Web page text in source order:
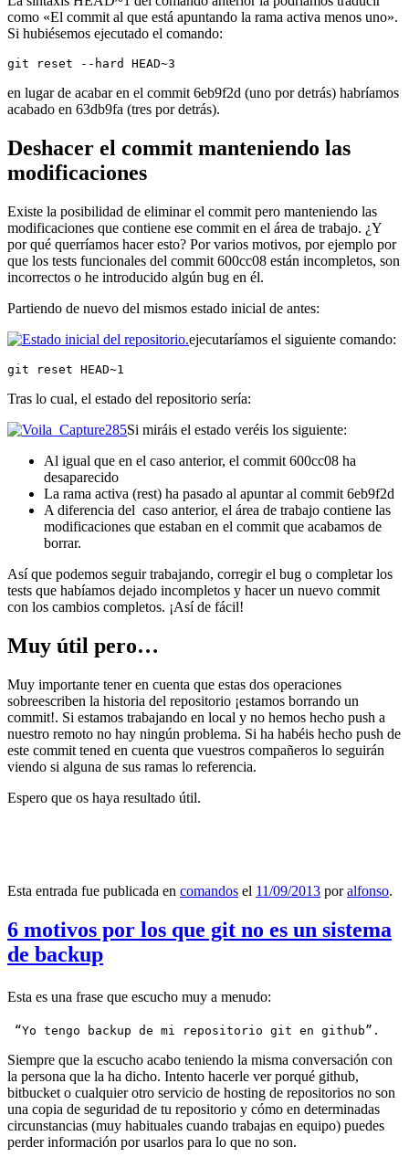
como «El commit al que está apuntando la rama activa menos uno».
Si hubiésemos ejecutado el comando:
git reset --hard HEAD~3
en lugar de acabar en el commit 6eb9f2d (uno por detrás) habríamos
acabado en 63db9fa (tres por detrás).
Deshacer el commit manteniendo las
modificaciones
Existe la posibilidad de eliminar el commit pero manteniendo las
modificaciones que contiene ese commit en el área de trabajo. ¿Y
por qué querríamos hacer esto? Por varios motivos, por ejemplo por
que los tests funcionales del commit 600cc08 están incompletos, son
incorrectos o he introducido algún bug en él.
Partiendo de nuevo del mismos estado inicial de antes:
ejecutaríamos el siguiente comando:
git reset HEAD~1
Tras lo cual, el estado del repositorio sería:
Si miráis el estado veréis los siguiente:
Al igual que en el caso anterior, el commit 600cc08 ha
desaparecido
La rama activa (rest) ha pasado al apuntar al commit 6eb9f2d
A diferencia del caso anterior, el área de trabajo contiene las
modificaciones que estaban en el commit que acabamos de
borrar.
Así que podemos seguir trabajando, corregir el bug o completar los
tests que habíamos dejado incompletos y hacer un nuevo commit
con los cambios completos. ¡Así de fácil!
Muy útil pero…
Muy importante tener en cuenta que estas dos operaciones
sobreescriben la historia del repositorio ¡estamos borrando un
commit!. Si estamos trabajando en local y no hemos hecho push a
nuestro remoto no hay ningún problema. Si ha habéis hecho push de
este commit tened en cuenta que vuestros compañeros lo seguirán
viendo si alguna de sus ramas lo referencia.
Espero que os haya resultado útil.
Esta entrada fue publicada en comandos el 11/09/2013 poralfonso.
6 motivos por los que git no es un sistema
de backup
Esta es una frase que escucho muy a menudo:
“Yo tengo backup de mi repositorio git en github”.
Siempre que la escucho acabo teniendo la misma conversación con
la persona que la ha dicho. Intento hacerle ver porqué github,
bitbucket o cualquier otro servicio de hosting de repositorios no son
una copia de seguridad de tu repositorio y cómo en determinadas
circunstancias (muy habituales cuando trabajas en equipo) puedes
perder información por usarlos para lo que no son.